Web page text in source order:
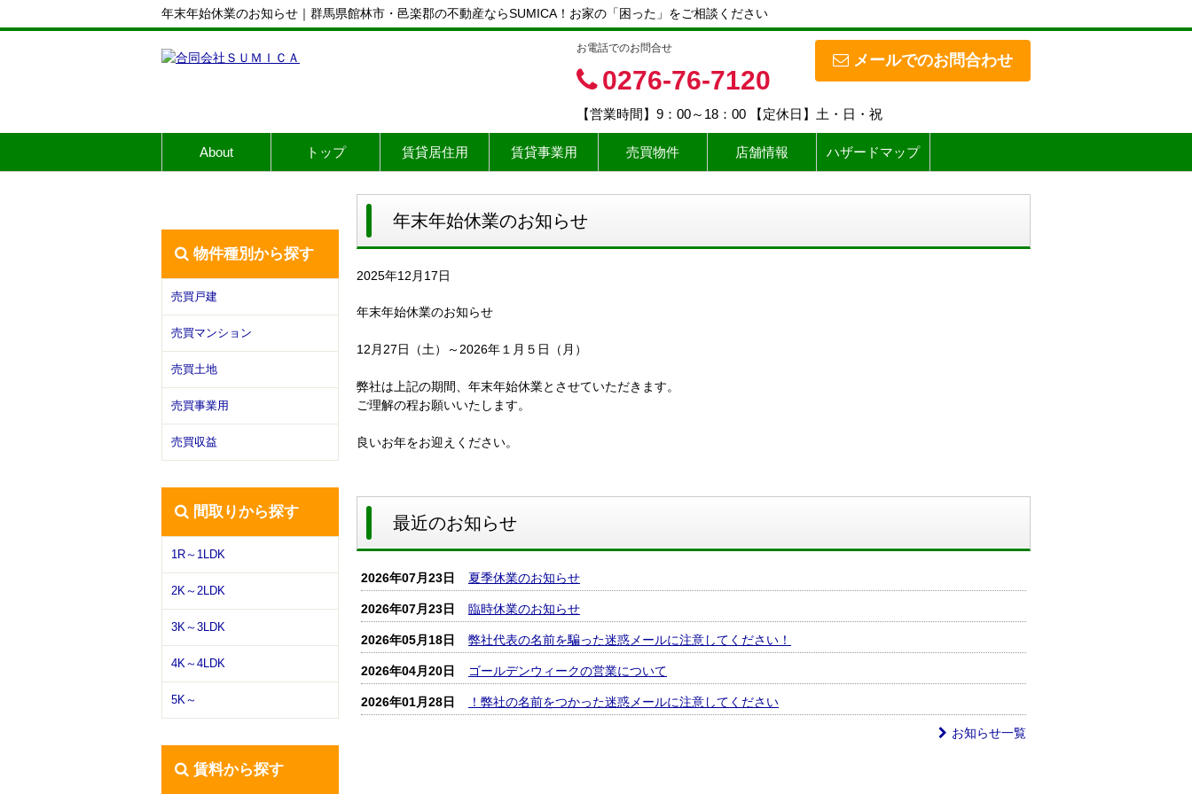
年末年始休業のお知らせ｜群馬県館林市・邑楽郡の不動産ならSUMICA！お家の「困った」をご相談ください
メールでのお問合わせ
お電話でのお問合せ
0276-76-7120
【営業時間】9：00～18：00 【定休日】土・日・祝
About トップ 賃貸居住用 賃貸事業用 売買物件 店舗情報 ハザードマップ
物件種別から探す
売買戸建
売買マンション
売買土地
売買事業用
売買収益
間取りから探す
1R～1LDK
2K～2LDK
3K～3LDK
4K～4LDK
5K～
賃料から探す
年末年始休業のお知らせ
2025年12月17日
年末年始休業のお知らせ
12月27日（土）～2026年１月５日（月）
弊社は上記の期間、年末年始休業とさせていただきます。
ご理解の程お願いいたします。
良いお年をお迎えください。
最近のお知らせ
2026年07月23日 夏季休業のお知らせ
2026年07月23日 臨時休業のお知らせ
2026年05月18日 弊社代表の名前を騙った迷惑メールに注意してください！
2026年04月20日 ゴールデンウィークの営業について
2026年01月28日 ！弊社の名前をつかった迷惑メールに注意してください
お知らせ一覧